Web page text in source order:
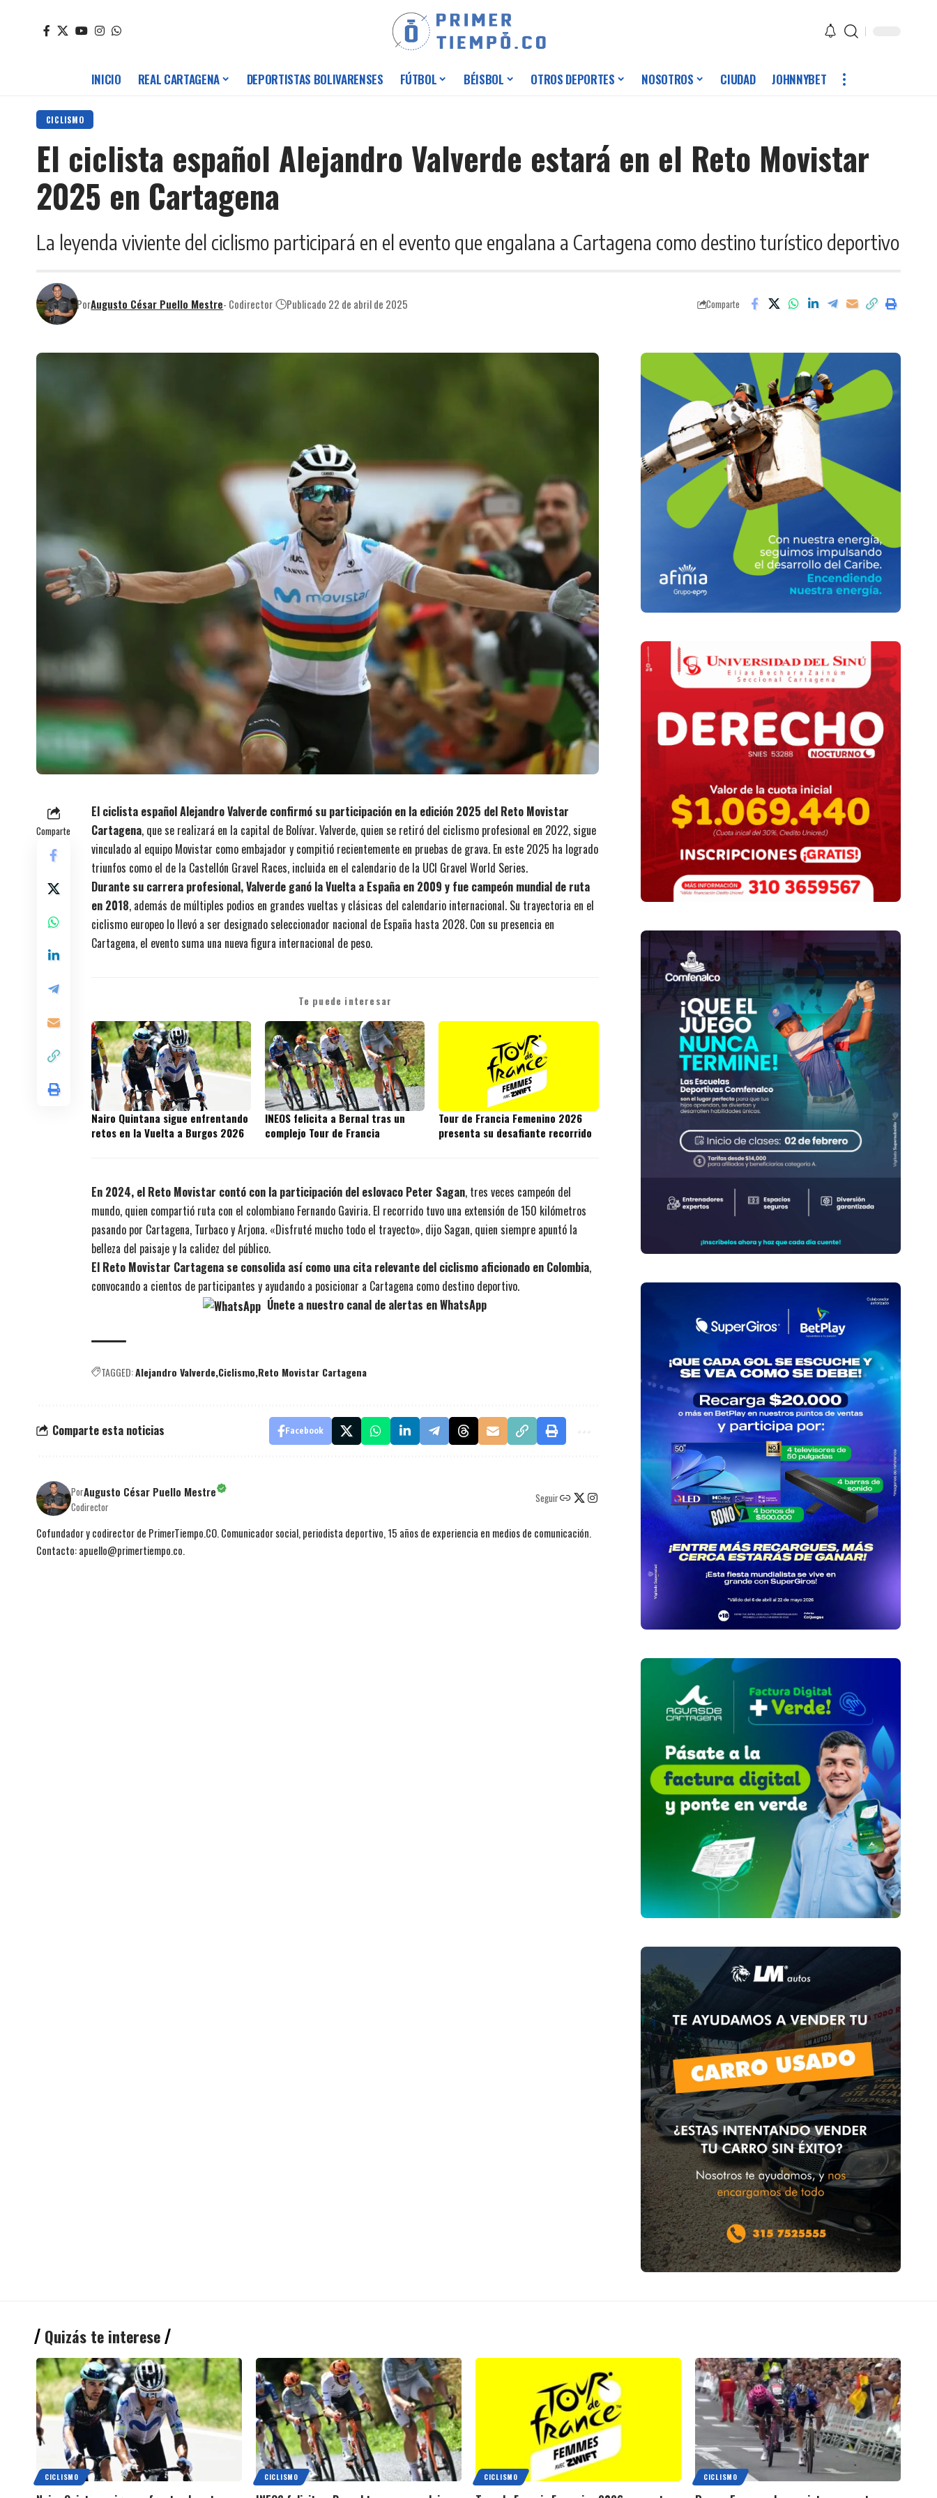
INICIO REAL CARTAGENA DEPORTISTAS BOLIVARENSES FÚTBOL BÉISBOL OTROS DEPORTES NOSOTROS CIUDAD JOHNNYBET
CICLISMO
El ciclista español Alejandro Valverde estará en el Reto Movistar
2025 en Cartagena
La leyenda viviente del ciclismo participará en el evento que engalana a Cartagena como destino turístico deportivo
PorAugusto César Puello Mestre- Codirector Publicado 22 de abril de 2025 Comparte
Comparte
El ciclista español Alejandro Valverde confirmó su participación en la edición 2025 del Reto Movistar
Cartagena, que se realizará en la capital de Bolívar. Valverde, quien se retiró del ciclismo profesional en 2022, sigue
vinculado al equipo Movistar como embajador y compitió recientemente en pruebas de grava. En este 2025 ha logrado
triunfos como el de la Castellón Gravel Races, incluida en el calendario de la UCI Gravel World Series.
Durante su carrera profesional, Valverde ganó la Vuelta a España en 2009 y fue campeón mundial de ruta
en 2018, además de múltiples podios en grandes vueltas y clásicas del calendario internacional. Su trayectoria en el
ciclismo europeo lo llevó a ser designado seleccionador nacional de España hasta 2028. Con su presencia en
Cartagena, el evento suma una nueva figura internacional de peso.
Te puede interesar
Nairo Quintana sigue enfrentando
retos en la Vuelta a Burgos 2026
INEOS felicita a Bernal tras un
complejo Tour de Francia
Tour de Francia Femenino 2026
presenta su desafiante recorrido
En 2024, el Reto Movistar contó con la participación del eslovaco Peter Sagan, tres veces campeón del
mundo, quien compartió ruta con el colombiano Fernando Gaviria. El recorrido tuvo una extensión de 150 kilómetros
pasando por Cartagena, Turbaco y Arjona. «Disfruté mucho todo el trayecto», dijo Sagan, quien siempre apuntó la
belleza del paisaje y la calidez del público.
El Reto Movistar Cartagena se consolida así como una cita relevante del ciclismo aficionado en Colombia,
convocando a cientos de participantes y ayudando a posicionar a Cartagena como destino deportivo.
Únete a nuestro canal de alertas en WhatsApp
TAGGED:Alejandro Valverde Ciclismo Reto Movistar Cartagena
Comparte esta noticias Facebook
PorAugusto César Puello Mestre
Codirector
Seguir
Cofundador y codirector de PrimerTiempo.CO. Comunicador social, periodista deportivo, 15 años de experiencia en medios de comunicación.
Contacto: apuello@primertiempo.co.
Quizás te interese
CICLISMO CICLISMO CICLISMO CICLISMO